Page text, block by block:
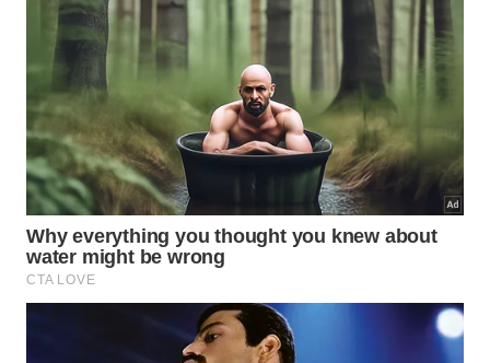
A folha de moringa é uma excelente alternativa natural
para enriquecer o almoço com leveza e nutrientes nos dias
quentes. -
Imagem gerada por IA